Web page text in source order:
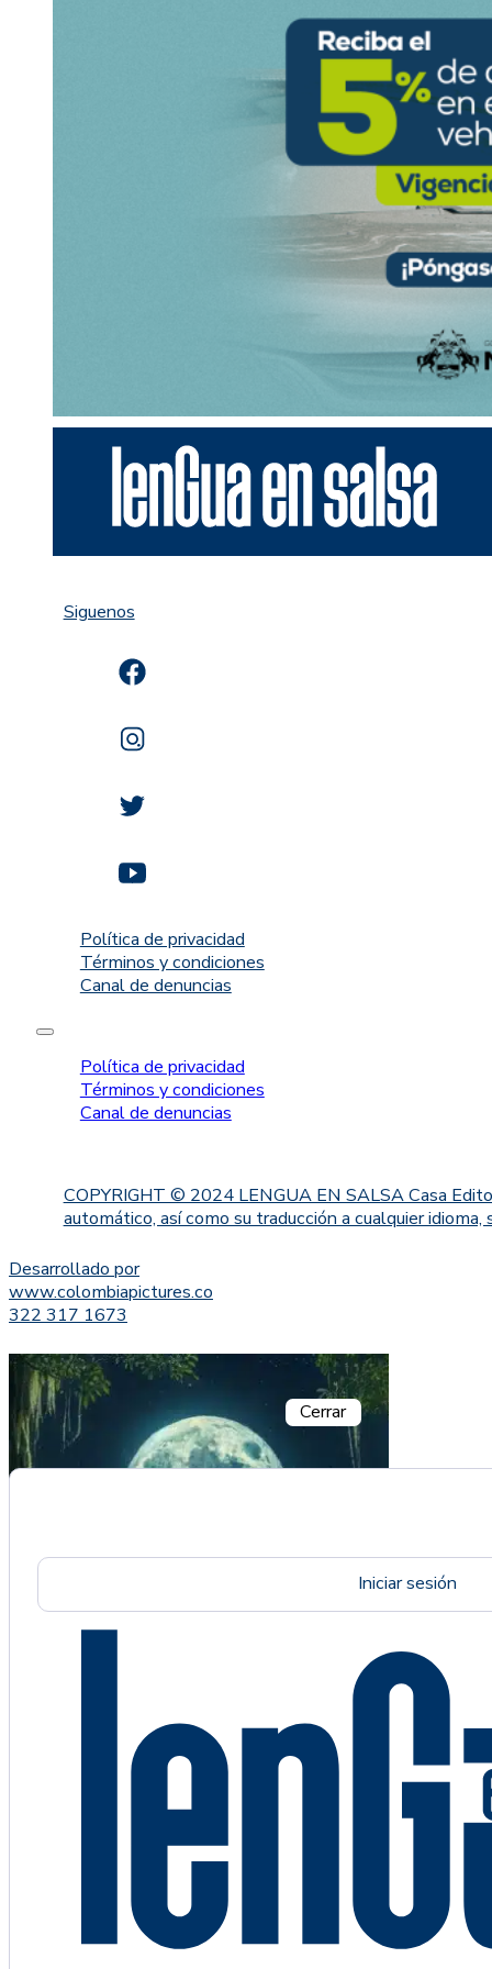
Siguenos
Política de privacidad
Términos y condiciones
Canal de denuncias
Política de privacidad
Términos y condiciones
Canal de denuncias
COPYRIGHT © 2024 LENGUA EN SALSA Casa
automático, así como su traducción a cualquier
Desarrollado por
www.colombiapictures.co
322 317 1673
Cerrar
Iniciar sesión